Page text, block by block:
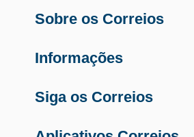
Sobre os Correios
Informações
Siga os Correios